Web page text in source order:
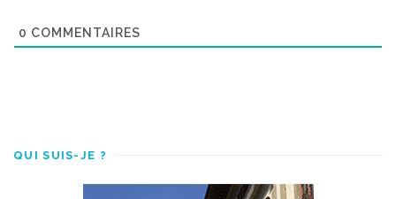
0 COMMENTAIRES
QUI SUIS-JE ?